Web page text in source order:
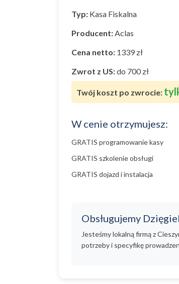
Typ: Kasa Fiskalna
Producent:Aclas
Cena netto: 1339 zł
Zwrot z US:do 700 zł
Twój koszt po zwrocie:
W cenie otrzymujesz:
GRATIS programowanie kasy
GRATIS szkolenie obsługi
GRATIS dojazd i instalacja
Obsługujemy
Jesteśmy lokalną firmą z
potrzeby i specyfikę